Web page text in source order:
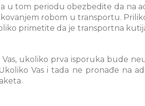
u tom periodu obezbedite da na
robom u transportu.
primetite da je transportna
ukoliko prva isporuka bude
Vas i tada ne pronađe na